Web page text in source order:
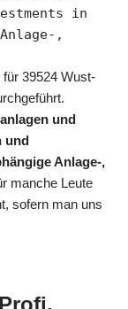
in
,
für 39524 Wust-
und
und
Anlage-,
manche Leute
sofern man uns